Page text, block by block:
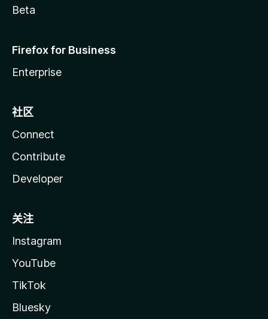
Beta
Firefox for Business
Enterprise
社区
Connect
Contribute
Developer
关注
Instagram
YouTube
TikTok
Bluesky